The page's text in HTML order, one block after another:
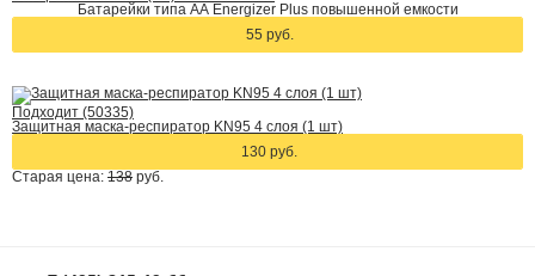
Батарейки типа АА Energizer Plus повышенной емкости
55 руб.
Подходит (50335)
Защитная маска-респиратор KN95 4 слоя (1 шт)
130 руб.
Старая цена: 138 руб.